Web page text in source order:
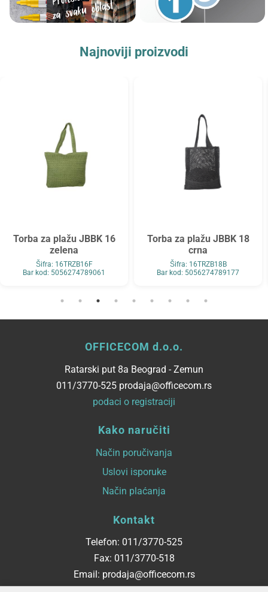
Najnoviji proizvodi
Torba za plažu JBBK 16
zelena
Šifra: 16TRZB16F
Bar kod: 5056274789061
Torba za plažu JBBK 18
crna
Šifra: 16TRZB18B
Bar kod: 5056274789177
OFFICECOM d.o.o.
Ratarski put 8a Beograd - Zemun
011/3770-525 prodaja@officecom.rs
podaci o registraciji
Kako naručiti
Način poručivanja
Uslovi isporuke
Način plaćanja
Kontakt
Telefon: 011/3770-525
Fax: 011/3770-518
Email: prodaja@officecom.rs